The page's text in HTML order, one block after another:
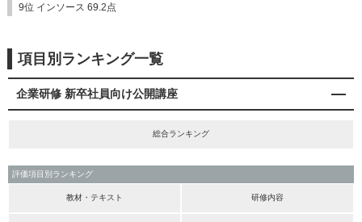
9位 インソース 69.2点
項目別ランキング一覧
企業研修 新卒社員向け公開講座
総合ランキング
評価項目別ランキング
教材・テキスト 研修内容